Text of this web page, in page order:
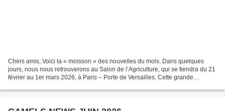
Chers amis, Voici la « moisson » des nouvelles du mois. Dans quelques
jours, nous nous retrouverons au Salon de l’Agriculture, qui se tiendra du 21
février au 1er mars 2026, à Paris – Porte de Versailles. Cette grande